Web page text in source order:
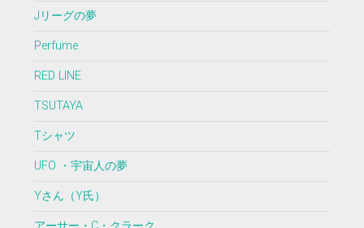
Jリーグの夢
Perfume
RED LINE
TSUTAYA
Tシャツ
UFO ・宇宙人の夢
Yさん（Y氏）